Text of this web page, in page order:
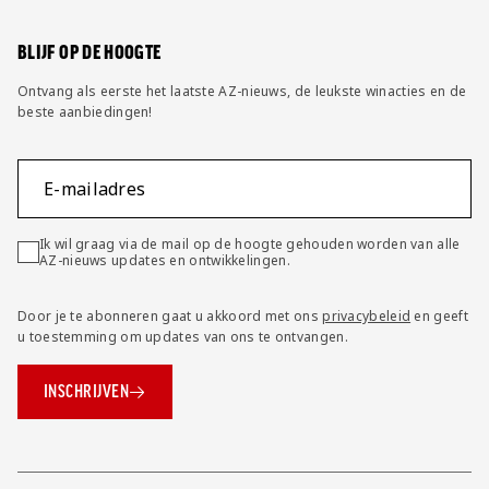
BLIJF OP DE HOOGTE
Ontvang als eerste het laatste AZ-nieuws, de leukste winacties en de
beste aanbiedingen!
E-mailadres
Ik wil graag via de mail op de hoogte gehouden worden van alle
AZ-nieuws updates en ontwikkelingen.
Door je te abonneren gaat u akkoord met onsprivacybeleid en geeft
u toestemming om updates van ons te ontvangen.
INSCHRIJVEN